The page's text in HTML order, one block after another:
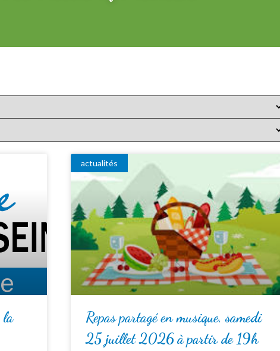
la
actualités
Repas partagé en musique, samedi
25 juillet 2026 à partir de 19h